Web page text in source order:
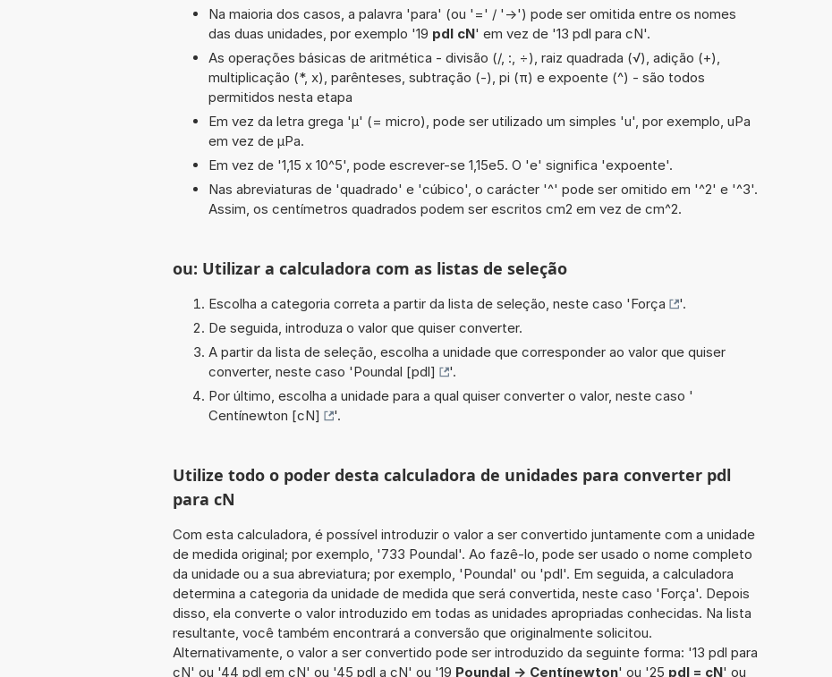
Na maioria dos casos, a palavra 'para' (ou '=' / '->') pode ser omitida entre os nomes
das duas unidades, por exemplo '19 pdl cN' em vez de '13 pdl para cN'.
As operações básicas de aritmética - divisão (/, :, ÷), raiz quadrada (√), adição (+),
multiplicação (*, x), parênteses, subtração (-), pi (π) e expoente (^) - são todos
permitidos nesta etapa
Em vez da letra grega 'µ' (= micro), pode ser utilizado um simples 'u', por exemplo, uPa
em vez de µPa.
Em vez de '1,15 x 10^5', pode escrever-se 1,15e5. O 'e' significa 'expoente'.
Nas abreviaturas de 'quadrado' e 'cúbico', o carácter '^' pode ser omitido em '^2' e '^3'.
Assim, os centímetros quadrados podem ser escritos cm2 em vez de cm^2.
ou: Utilizar a calculadora com as listas de seleção
Escolha a categoria correta a partir da lista de seleção, neste caso 'Força
'.
De seguida, introduza o valor que quiser converter.
A partir da lista de seleção, escolha a unidade que corresponder ao valor que quiser
converter, neste caso 'Poundal [pdl]
'.
Por último, escolha a unidade para a qual quiser converter o valor, neste caso '
Centínewton [cN]
'.
Utilize todo o poder desta calculadora de unidades para converter pdl
para cN
Com esta calculadora, é possível introduzir o valor a ser convertido juntamente com a unidade
de medida original; por exemplo, '733 Poundal'. Ao fazê-lo, pode ser usado o nome completo
da unidade ou a sua abreviatura; por exemplo, 'Poundal' ou 'pdl'. Em seguida, a calculadora
determina a categoria da unidade de medida que será convertida, neste caso 'Força'. Depois
disso, ela converte o valor introduzido em todas as unidades apropriadas conhecidas. Na lista
resultante, você também encontrará a conversão que originalmente solicitou.
Alternativamente, o valor a ser convertido pode ser introduzido da seguinte forma: '13 pdl para
cN' ou '44 pdl em cN' ou '45 pdl a cN' ou '19 Poundal -> Centínewton' ou '25 pdl = cN' ou